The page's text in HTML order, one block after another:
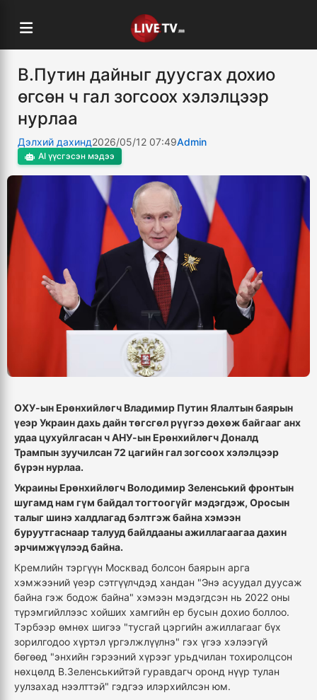
В.Путин дайныг дуусгах дохио
өгсөн ч гал зогсоох хэлэлцээр
нурлаа
Дэлхий дахинд2026/05/12 07:49Admin
AI үүсгэсэн мэдээ
ОХУ-ын Ерөнхийлөгч Владимир Путин Ялалтын баярын
үеэр Украин дахь дайн төгсгөл рүүгээ дөхөж байгааг анх
удаа цухуйлгасан ч АНУ-ын Ерөнхийлөгч Доналд
Трампын зуучилсан 72 цагийн гал зогсоох хэлэлцээр
бүрэн нурлаа.
Украины Ерөнхийлөгч Володимир Зеленський фронтын
шугамд нам гүм байдал тогтоогүйг мэдэгдэж, Оросын
талыг шинэ халдлагад бэлтгэж байна хэмээн
буруутгаснаар талууд байлдааны ажиллагаагаа дахин
эрчимжүүлээд байна.
Кремлийн тэргүүн Москвад болсон баярын арга
хэмжээний үеэр сэтгүүлчдэд хандан "Энэ асуудал дуусаж
байна гэж бодож байна" хэмээн мэдэгдсэн нь 2022 оны
түрэмгийллээс хойших хамгийн ер бусын дохио боллоо.
Тэрбээр өмнөх шигээ "тусгай цэргийн ажиллагааг бүх
зорилгодоо хүртэл үргэлжлүүлнэ" гэх үгээ хэлээгүй
бөгөөд "энхийн гэрээний хүрээг урьдчилан тохиролцсон
нөхцөлд В.Зеленськийтэй гуравдагч оронд нүүр тулан
уулзахад нээлттэй" гэдгээ илэрхийлсэн юм.